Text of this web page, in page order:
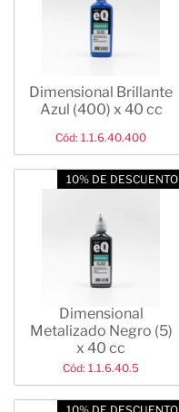
Dimensional Brillante
Azul (400) x 40 cc
Cód: 1.1.6.40.400
10% DE DESCUENTO
Dimensional
Metalizado Negro (5)
x 40 cc
Cód: 1.1.6.40.5